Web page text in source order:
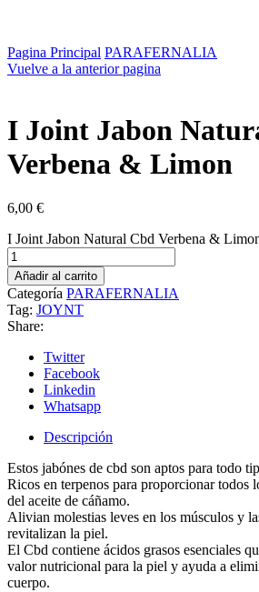
Pagina Principal PARAFERNALIA
Vuelve a la anterior pagina
I Joint Jabon
Verbena & Limon
6,00 €
I Joint Jabon Natural Cbd Verbena &
Añadir al carrito
Categoría PARAFERNALIA
Tag: JOYNT
Share:
Twitter
Facebook
Linkedin
Whatsapp
Descripción
Estos jabónes de cbd son aptos para todo
Ricos en terpenos para proporcionar todos
del aceite de cáñamo.
Alivian molestias leves en los músculos y
revitalizan la piel.
El Cbd contiene ácidos grasos esenciales
valor nutricional para la piel y ayuda a
cuerpo.